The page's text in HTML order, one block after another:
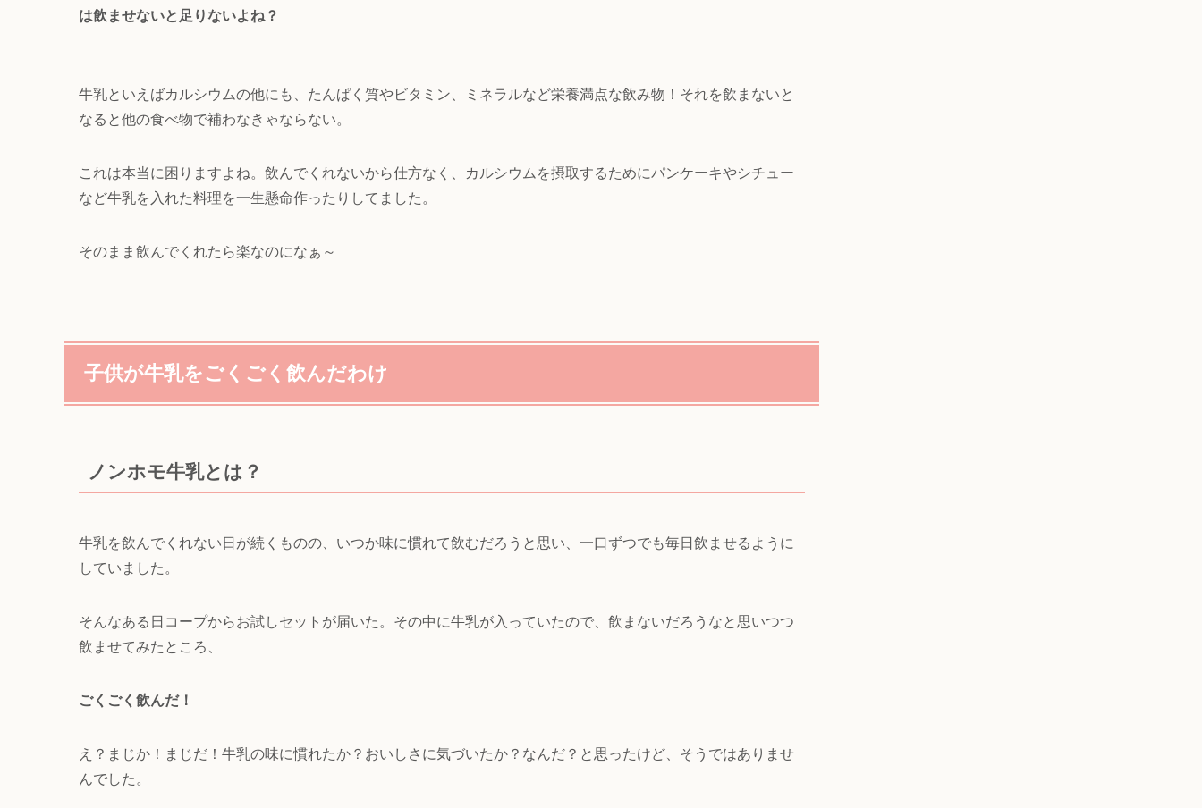
は飲ませないと足りないよね？
牛乳といえばカルシウムの他にも、たんぱく質やビタミン、ミネラルなど栄養満点な飲み物！それを飲まないと
なると他の食べ物で補わなきゃならない。
これは本当に困りますよね。飲んでくれないから仕方なく、カルシウムを摂取するためにパンケーキやシチュー
など牛乳を入れた料理を一生懸命作ったりしてました。
そのまま飲んでくれたら楽なのになぁ～
子供が牛乳をごくごく飲んだわけ
ノンホモ牛乳とは？
牛乳を飲んでくれない日が続くものの、いつか味に慣れて飲むだろうと思い、一口ずつでも毎日飲ませるように
していました。
そんなある日コープからお試しセットが届いた。その中に牛乳が入っていたので、飲まないだろうなと思いつつ
飲ませてみたところ、
ごくごく飲んだ！
え？まじか！まじだ！牛乳の味に慣れたか？おいしさに気づいたか？なんだ？と思ったけど、そうではありませ
んでした。